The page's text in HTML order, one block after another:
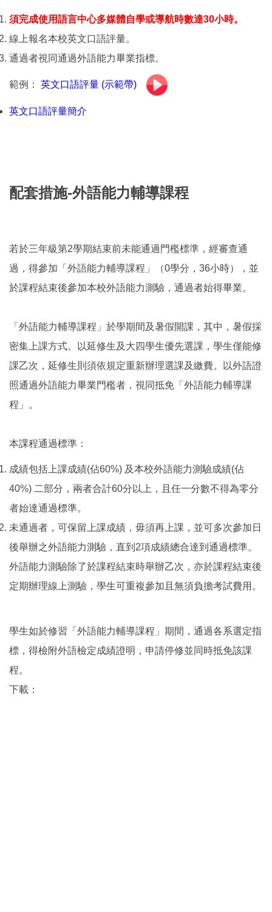
須完成使用語言中心多媒體自學或導航時數達30小時。
線上報名本校英文口語評量。
通過者視同通過外語能力畢業指標。
範例： 英文口語評量 (示範帶)
英文口語評量簡介
配套措施-外語能力輔導課程
若於三年級第2學期結束前未能通過門檻標準，經審查通
過，得參加「外語能力輔導課程」（0學分，36小時），並
於課程結束後參加本校外語能力測驗，通過者始得畢業。
「外語能力輔導課程」於學期間及暑假開課，其中，暑假採
密集上課方式。以延修生及大四學生優先選課，學生僅能修
課乙次，延修生則須依規定重新辦理選課及繳費。以外語證
照通過外語能力畢業門檻者，視同抵免「外語能力輔導課
程」。
本課程通過標準：
成績包括上課成績(佔60%) 及本校外語能力測驗成績(佔
40%) 二部分，兩者合計60分以上，且任一分數不得為零分
者始達通過標準。
未通過者，可保留上課成績，毋須再上課，並可多次參加日
後舉辦之外語能力測驗，直到2項成績總合達到通過標準。
外語能力測驗除了於課程結束時舉辦乙次，亦於課程結束後
定期辦理線上測驗，學生可重複參加且無須負擔考試費用。
學生如於修習「外語能力輔導課程」期間，通過各系選定指
標，得檢附外語檢定成績證明，申請停修並同時抵免該課
程。
下載：